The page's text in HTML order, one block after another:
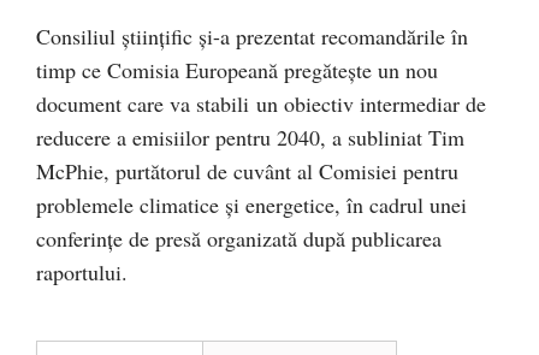
Consiliul științific și-a prezentat recomandările în
timp ce Comisia Europeană pregătește un nou
document care va stabili un obiectiv intermediar de
reducere a emisiilor pentru 2040, a subliniat Tim
McPhie, purtătorul de cuvânt al Comisiei pentru
problemele climatice și energetice, în cadrul unei
conferințe de presă organizată după publicarea
raportului.